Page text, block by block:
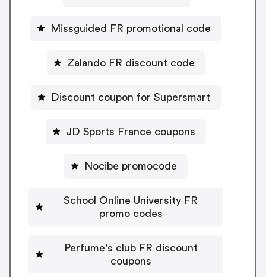
Missguided FR promotional code
Zalando FR discount code
Discount coupon for Supersmart
JD Sports France coupons
Nocibe promocode
School Online University FR
promo codes
Perfume's club FR discount
coupons